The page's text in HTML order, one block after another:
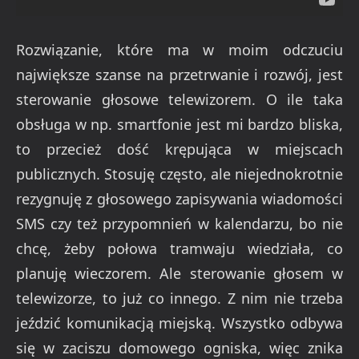
Rozwiązanie, które ma w moim odczuciu
największe szanse na przetrwanie i rozwój, jest
sterowanie głosowe telewizorem. O ile taka
obsługa w np. smartfonie jest mi bardzo bliska,
to przecież dość krępująca w miejscach
publicznych. Stosuję często, ale niejednokrotnie
rezygnuję z głosowego zapisywania wiadomości
SMS czy też przypomnień w kalendarzu, bo nie
chcę, żeby połowa tramwaju wiedziała, co
planuję wieczorem. Ale sterowanie głosem w
telewizorze, to już co innego. Z nim nie trzeba
jeździć komunikacją miejską. Wszystko odbywa
się w zaciszu domowego ogniska, więc znika